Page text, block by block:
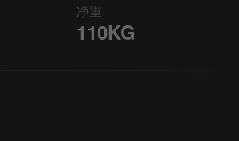
净重
110KG